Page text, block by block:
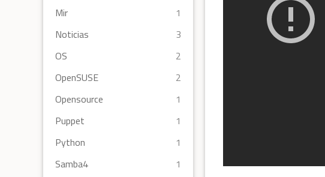
Mir
1
Noticias
3
OS
2
OpenSUSE
2
Opensource
1
Puppet
1
Python
1
Samba4
1